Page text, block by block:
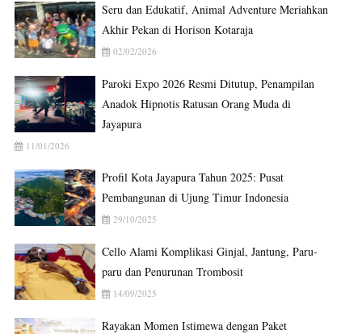
Seru dan Edukatif, Animal Adventure Meriahkan
Akhir Pekan di Horison Kotaraja
02/02/2026
Paroki Expo 2026 Resmi Ditutup, Penampilan
Anadok Hipnotis Ratusan Orang Muda di
Jayapura
11/01/2026
Profil Kota Jayapura Tahun 2025: Pusat
Pembangunan di Ujung Timur Indonesia
29/10/2025
Cello Alami Komplikasi Ginjal, Jantung, Paru-
paru dan Penurunan Trombosit
14/09/2025
Rayakan Momen Istimewa dengan Paket